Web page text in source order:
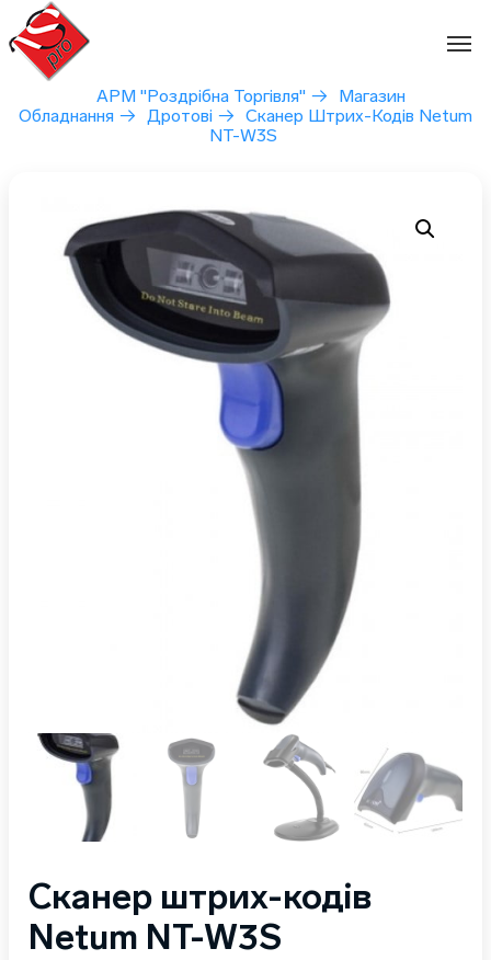
Перейти
вмісту
АРМ "Роздрібна Торгівля" →
Магазин
Обладнання → Дротові → Сканер Штрих-Кодів Netum
NT-W3S
Сканер штрих-кодів
Netum NT-W3S